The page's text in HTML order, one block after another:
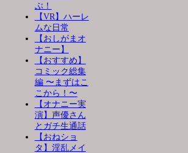
ぶ！
【VR】ハーレ
ムな日常
【おしがまオ
ナニー】
【おすすめ】
コミック総集
編 〜まずはこ
こから！〜
【オナニー実
演】声優さん
とガチ生通話
【おねショ
タ】淫乱メイ